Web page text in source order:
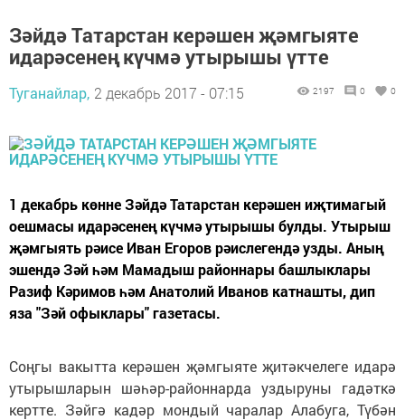
Зәйдә Татарстан керәшен җәмгыяте
идарәсенең күчмә утырышы үтте
Туганайлар, 2 декабрь 2017 - 07:15 2197 0 0
1 декабрь көнне Зәйдә Татарстан керәшен иҗтимагый
оешмасы идарәсенең күчмә утырышы булды. Утырыш
җәмгыять рәисе Иван Егоров рәислегендә узды. Аның
эшендә Зәй һәм Мамадыш районнары башлыклары
Разиф Кәримов һәм Анатолий Иванов катнашты, дип
яза "Зәй офыклары" газетасы.
Соңгы вакытта керәшен җәмгыяте җитәкчелеге идарә
утырышларын шәһәр-районнарда уздыруны гадәткә
кертте. Зәйгә кадәр мондый чаралар Алабуга, Түбән